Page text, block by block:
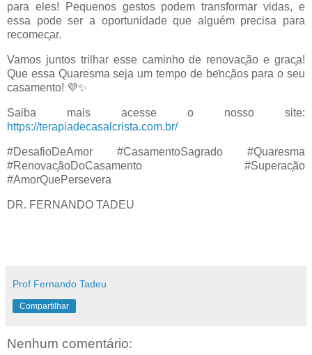
para eles! Pequenos gestos podem transformar vidas, e
essa pode ser a oportunidade que alguém precisa para
recomecar.
Vamos juntos trilhar esse caminho de renovacão e graca!
Que essa Quaresma seja um tempo de bencãos para o seu
casamento! 💜✨
Saiba mais acesse o nosso site:
https://terapiadecasalcrista.com.br/
#DesafioDeAmor #CasamentoSagrado #Quaresma
#RenovacãoDoCasamento #Superacão
#AmorQuePersevera
DR. FERNANDO TADEU
Prof Fernando Tadeu
Compartilhar
Nenhum comentário: